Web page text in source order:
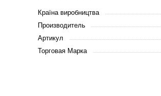
Країна виробництва
Производитель
Артикул
Торговая Марка